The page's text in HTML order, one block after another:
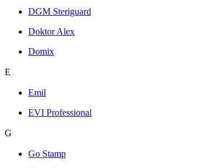
DGM Steriguard
Doktor Alex
Domix
E
Emil
EVI Professional
G
Go Stamp